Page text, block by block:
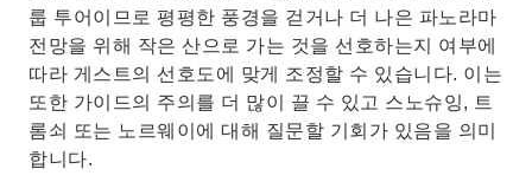
룹 투어이므로 평평한 풍경을 걷거나 더 나은 파노라마
전망을 위해 작은 산으로 가는 것을 선호하는지 여부에
따라 게스트의 선호도에 맞게 조정할 수 있습니다. 이는
또한 가이드의 주의를 더 많이 끌 수 있고 스노슈잉, 트
롬쇠 또는 노르웨이에 대해 질문할 기회가 있음을 의미
합니다.